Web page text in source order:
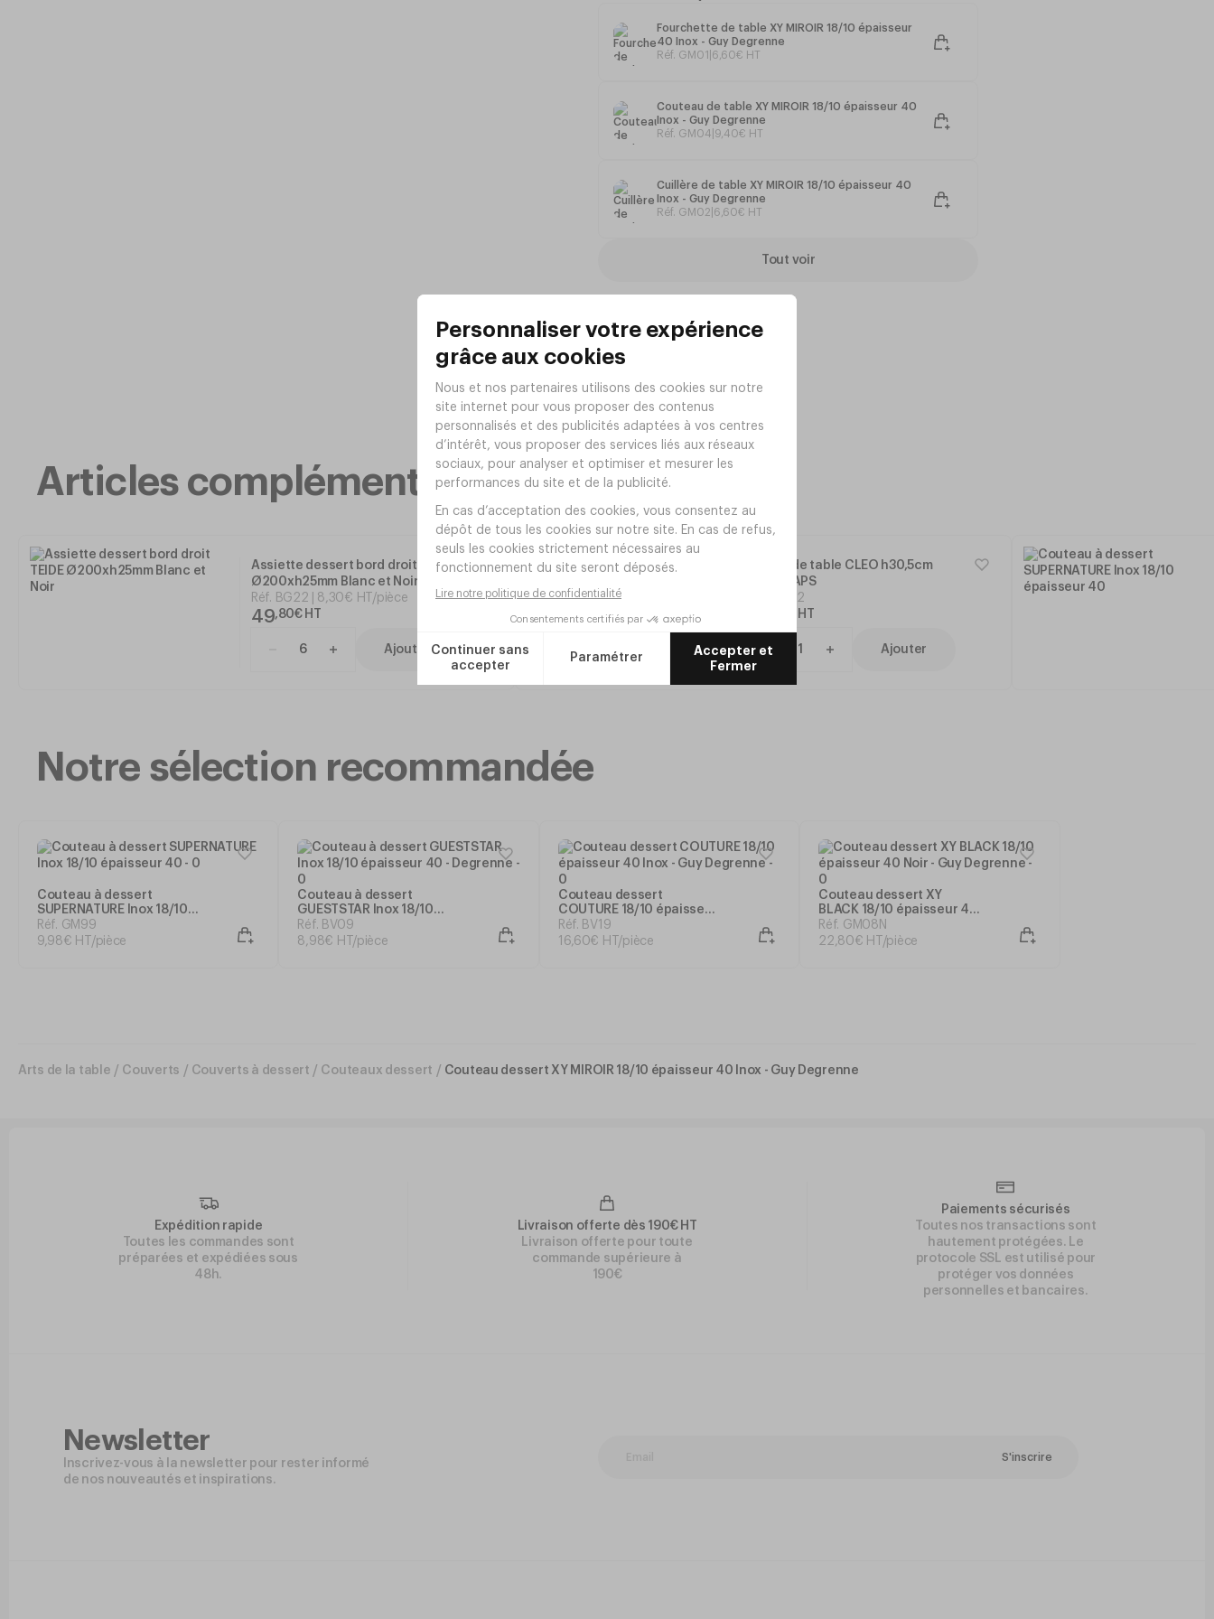
Fourchette de table XY MIROIR 18/10 épaisseur
40 Inox - Guy Degrenne
Réf. GM01 6 60€ HT
Couteau de table XY MIROIR 18/10 épaisseur 40
Inox - Guy Degrenne
Réf. GM04 9 40€ HT
Cuillère de table XY MIROIR 18/10 épaisseur 40
Inox - Guy Degrenne
Réf. GM02 6 60€ HT
Tout voir
Articles complémentaires
Assiette dessert bord droit TEIDE
Ø200xh25mm Blanc et Noir
Réf. BG22 8,30€ HT/pièce
49,80€ HT
Ajouter
Lampe de table CLEO h30,5cm
Blanc - APS
BH82
HT
Ajouter
Notre sélection recommandée
Couteau à dessert
SUPERNATURE Inox 18/10
épaisseur 40
Réf. GM99
9, 98€ HT/pièce
Couteau à dessert
GUESTSTAR Inox 18/10
épaisseur 40 - Degrenne
Réf. BV09
8 98€ HT/pièce
Couteau dessert
COUTURE 18/10 épaisseur
40 Inox - Guy Degrenne
Réf. BV19
16 60€ HT/pièce
Couteau dessert XY
BLACK 18/10 épaisseur 40
Noir - Guy Degrenne
Réf. GM08N
22 80€ HT/pièce
Arts de la table / Couverts / Couverts à dessert / Couteaux dessert / Couteau dessert XY MIROIR 18/10 épaisseur 40 Inox - Guy Degrenne
Expédition rapide
Toutes les commandes sont
préparées et expédiées sous
48h.
Livraison offerte dès 190€ HT
Livraison offerte pour toute
commande supérieure à
190€
Paiements sécurisés
Toutes nos transactions sont
hautement protégées. Le
protocole SSL est utilisé pour
protéger vos données
personnelles et bancaires.
Newsletter
Inscrivez-vous à la newsletter pour rester informé
de nos nouveautés et inspirations.
S'inscrire